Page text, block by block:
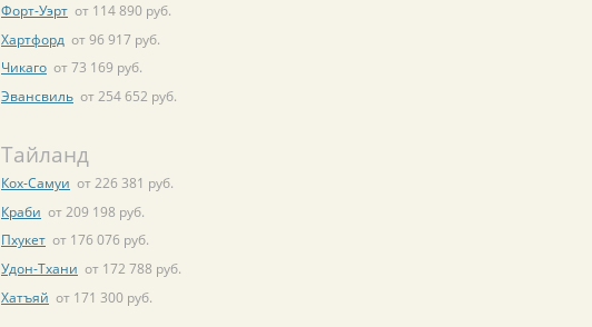
Форт-Уэрт от 114 890 руб.
Хартфорд от 96 917 руб.
Чикаго от 73 169 руб.
Эвансвиль от 254 652 руб.
Тайланд
Кох-Самуи от 226 381 руб.
Краби от 209 198 руб.
Пхукет от 176 076 руб.
Удон-Тхани от 172 788 руб.
Хатъяй от 171 300 руб.